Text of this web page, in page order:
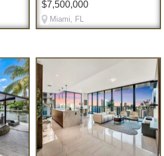
$7,500,000
Miami, FL